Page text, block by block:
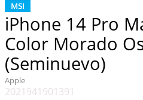
MSI
iPhone 14 Pro
Color Morado
(Seminuevo)
Apple
2021941901391
3.
audífonos
madonna
5 .
ariana grande
6.
bts